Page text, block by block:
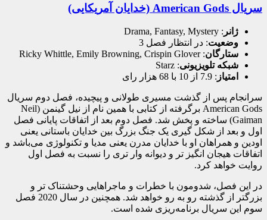
سریال American Gods (خدایان آمریکایی)
ژانر : Drama, Fantasy, Mystery
وضعیت: در انتظار فصل 3
ستارگان: Ricky Whittle, Emily Browning, Crispin Glover
شبکه تلویزیونی: Starz
امتیاز : 7.9 از 10 با 68 هزار رای
سرانجام پس از گذشت مسیری طولانی و پیچیده، فصل دوم سریال
American Gods برگرفته از کتابی با همین نام از نیل گینمن (Neil
Gaiman) ساخته و پخش شد. فصل دوم بعد از اتفاقات پایانی فصل
اول و بعد از شکل گیری یک جنگ بزرگ بین خدایان باستانی یعنی
اودین و همراهان او با خدایان مدرن یعنی مدیا و تکنولوژی می‌باشد و
اتفاقات هیجان انگیز تر و دیوانه وار تری را نسبت به فصل اول
روایت خواهد کرد.
در این فصل، شدومون با خطرات و ماجرا‌هایی وحشتناک تر و
بزرگتر از گذشته رو به رو خواهد شد. همچنین در سال 2020 فصل
سوم این سریال برنامه‌ریزی شده است.